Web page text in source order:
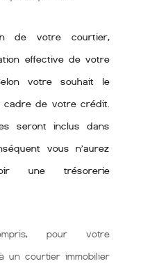
de votre courtier,
effective de votre
votre souhait le
de votre crédit.
seront inclus dans
vous n’aurez
une trésorerie
pour votre
un courtier immobilier